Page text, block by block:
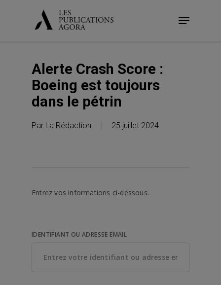
Menu
Alerte Crash Score :
Boeing est toujours
dans le pétrin
Par La Rédaction 25 juillet 2024
Entrez vos informations ci-dessous.
IDENTIFIANT OU ADRESSE EMAIL